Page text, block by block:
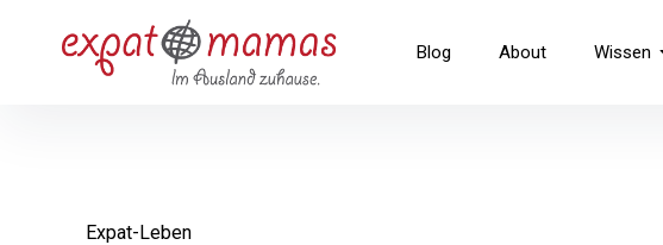
überspringenExpatmamas – im Ausland zuhause
Blog About Wissen
Expat-Leben